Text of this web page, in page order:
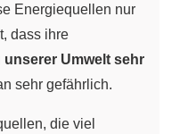
Energiequellen nur
dass ihre
Umwelt sehr
sehr gefährlich.
die viel